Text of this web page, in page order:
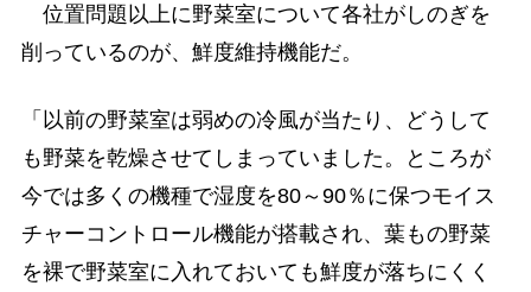
位置問題以上に野菜室について各社がしのぎを
削っているのが、鮮度維持機能だ。
「以前の野菜室は弱めの冷風が当たり、どうして
も野菜を乾燥させてしまっていました。ところが
今では多くの機種で湿度を80～90％に保つモイス
チャーコントロール機能が搭載され、葉もの野菜
を裸で野菜室に入れておいても鮮度が落ちにくく